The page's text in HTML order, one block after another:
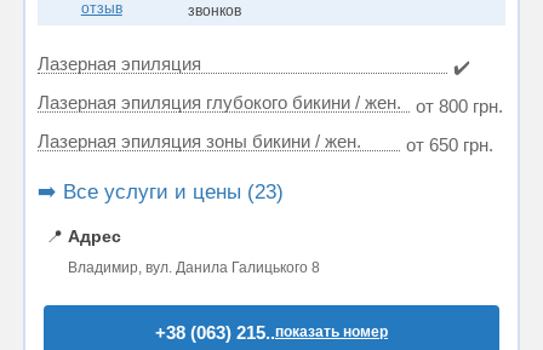
отзыв
звонков
Лазерная эпиляция
✔️
Лазерная эпиляция глубокого бикини / жен.
от 800 грн.
Лазерная эпиляция зоны бикини / жен.
от 650 грн.
➡️ Все услуги и цены (23)
📍 Адрес
Владимир, вул. Данила Галицького 8
+38 (063) 215..показать номер